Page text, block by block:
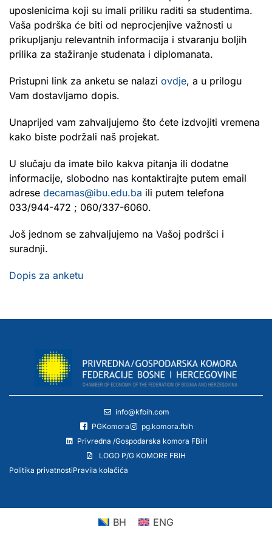
uposlenicima koji su imali priliku raditi sa studentima.
Vaša podrška će biti od neprocjenjive važnosti u
prikupljanju relevantnih informacija i stvaranju boljih
prilika za stažiranje studenata i diplomanata.
Pristupni link za anketu se nalazi ovdje, a u prilogu
Vam dostavljamo dopis.
Unaprijed vam zahvaljujemo što ćete izdvojiti vremena
kako biste podržali naš projekat.
U slučaju da imate bilo kakva pitanja ili dodatne
informacije, slobodno nas kontaktirajte putem email
adrese decamas@ibu.edu.ba ili putem telefona
033/944-472 ; 060/337-6060.
Još jednom se zahvaljujemo na Vašoj podršci i
suradnji.
Dopis za anketu
info@kfbih.com
PGKomora
pg.komora.fbih
Privredna /Gospodarska komora FBiH
LOGO P/G KOMORE FBIH
Politika privatnostiPravila kolačića
BH ENG